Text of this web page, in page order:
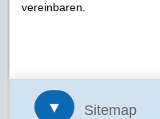
vereinbaren.
▼ Sitemap